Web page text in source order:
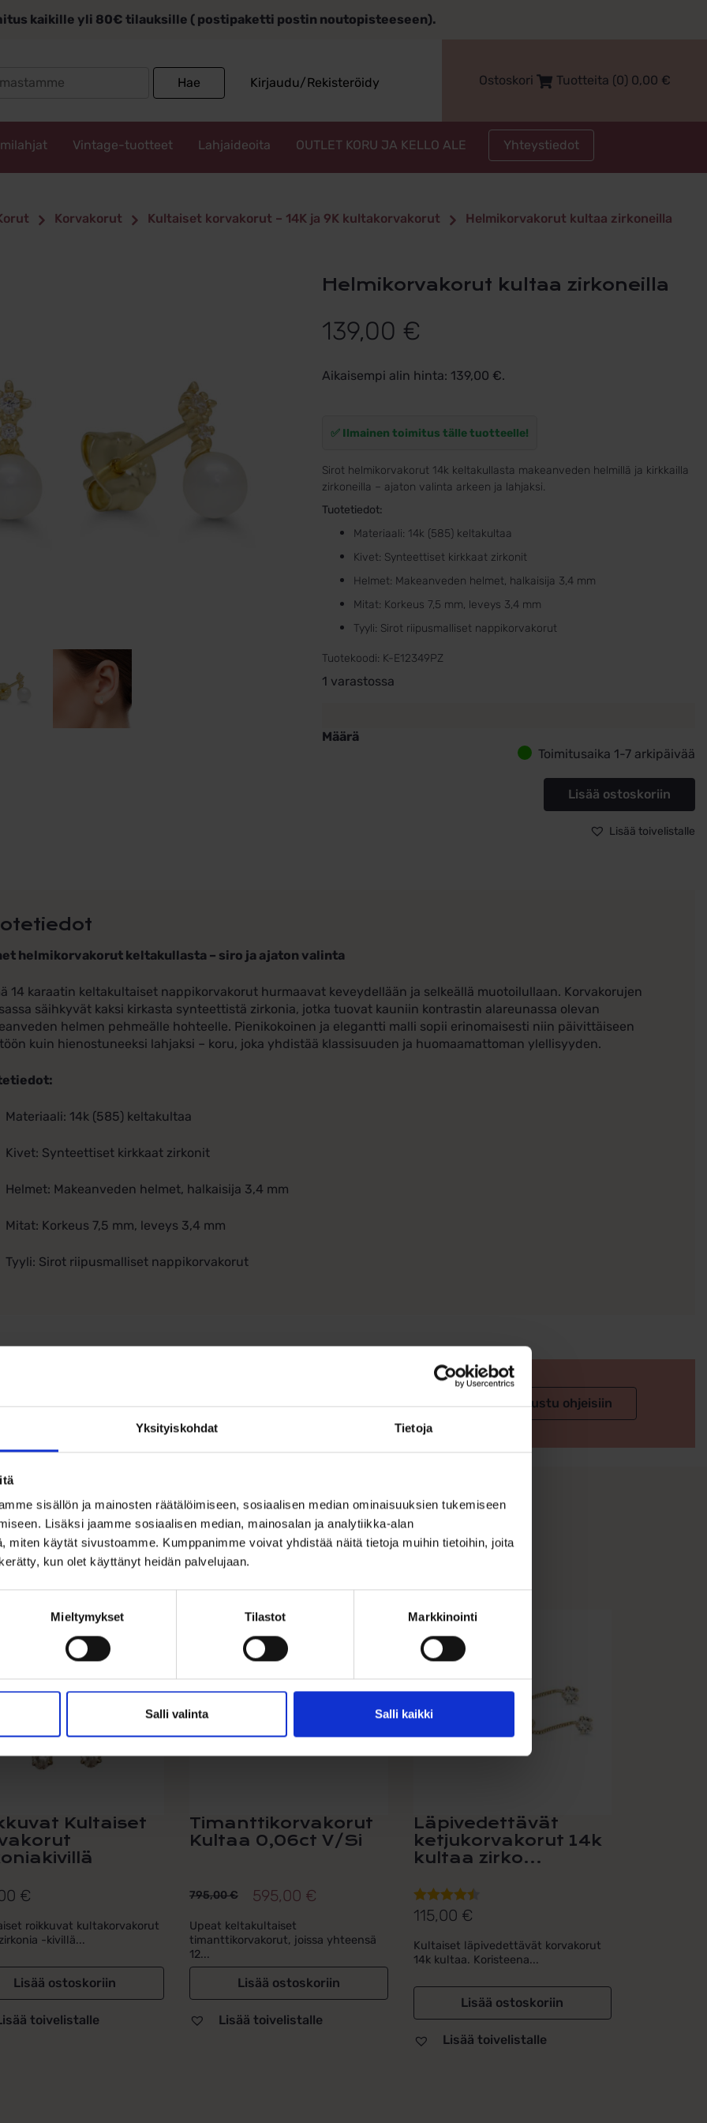
Yksityiskohdat Tietoja
sisällön ja mainosten räätälöimiseen, sosiaalisen median ominaisuuksien tukemiseen
Lisäksi jaamme sosiaalisen median, mainosalan ja analytiikka-alan
miten käytät sivustoamme. Kumppanimme voivat yhdistää näitä tietoja muihin tietoihin, joita
kun olet käyttänyt heidän palvelujaan.
Mieltymykset Tilastot Markkinointi
Salli valinta Salli kaikki
kaikille yli 80€ tilauksille ( postipaketti postin noutopisteeseen).
Hae Kirjaudu/Rekisteröidy Ostoskori Tuotteita (0) 0,00 €
Vintage-tuotteet Lahjaideoita OUTLET KORU JA KELLO ALE Yhteystiedot
Korvakorut Kultaiset korvakorut – 14K ja 9K kultakorvakorut Helmikorvakorut kultaa zirkoneilla
Helmikorvakorut kultaa zirkoneilla
139,00 €
Aikaisempi alin hinta: 139,00 €.
✅ Ilmainen toimitus tälle tuotteelle!
Sirot helmikorvakorut 14k keltakullasta makeanveden helmillä ja kirkkailla
zirkoneilla – ajaton valinta arkeen ja lahjaksi.
Tuotetiedot:
Materiaali: 14k (585) keltakultaa
Kivet: Synteettiset kirkkaat zirkonit
Helmet: Makeanveden helmet, halkaisija 3,4 mm
Mitat: Korkeus 7,5 mm, leveys 3,4 mm
Tyyli: Sirot riipusmalliset nappikorvakorut
Tuotekoodi: K-E12349PZ
1 varastossa
Määrä
Toimitusaika 1-7 arkipäivää
Lisää ostoskoriin
Lisää toivelistalle
helmikorvakorut keltakullasta – siro ja ajaton valinta
14 karaatin keltakultaiset nappikorvakorut hurmaavat keveydellään ja selkeällä muotoilullaan. Korvakorujen
säihkyvät kaksi kirkasta synteettistä zirkonia, jotka tuovat kauniin kontrastin alareunassa olevan
helmen pehmeälle hohteelle. Pienikokoinen ja elegantti malli sopii erinomaisesti niin päivittäiseen
kuin hienostuneeksi lahjaksi – koru, joka yhdistää klassisuuden ja huomaamattoman ylellisyyden.
Materiaali: 14k (585) keltakultaa
Kivet: Synteettiset kirkkaat zirkonit
Helmet: Makeanveden helmet, halkaisija 3,4 mm
Mitat: Korkeus 7,5 mm, leveys 3,4 mm
Tyyli: Sirot riipusmalliset nappikorvakorut
Ohjeita sormuksen tai korun koon valintaan Tutustu ohjeisiin
Kultaiset
€
roikkuvat kultakorvakorut
-kivillä...
Lisää ostoskoriin
toivelistalle
ALE 25%
Timanttikorvakorut
Kultaa 0,06ct V/Si
795,00€
Alkuperäinen
hinta
oli:
795,00 €.
595,00 €
Nykyinen
hinta
on:
595,00 €.
Upeat keltakultaiset
timanttikorvakorut, joissa yhteensä
12...
Lisää ostoskoriin
Lisää toivelistalle
Läpivedettävät
ketjukorvakorut 14k
kultaa zirko...
Arvostelu
4.50/ 5
115,00 €
Kultaiset läpivedettävät korvakorut
14k kultaa. Koristeena...
Lisää ostoskoriin
Lisää toivelistalle